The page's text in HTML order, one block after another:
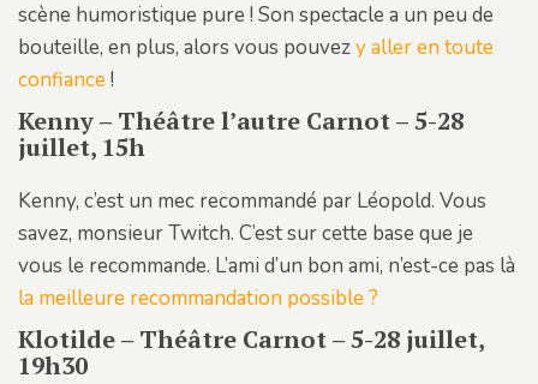
scène humoristique pure ! Son spectacle a un peu de
bouteille, en plus, alors vous pouvezy aller en toute
confiance!
Kenny – Théâtre l’autre Carnot – 5-28
juillet, 15h
Kenny, c’est un mec recommandé par Léopold. Vous
savez, monsieur Twitch. C’est sur cette base que je
vous le recommande. L’ami d’un bon ami, n’est-ce pas là
la meilleure recommandation possible ?
Klotilde – Théâtre Carnot – 5-28 juillet,
19h30